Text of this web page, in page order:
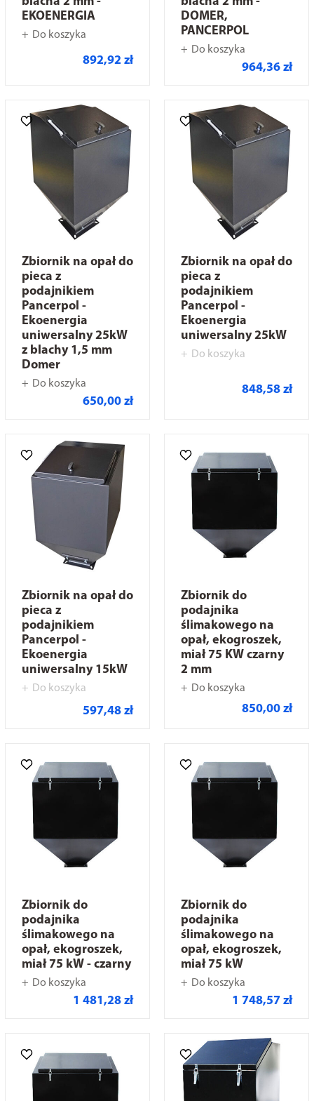
EKOENERGIA
Do koszyka
892,92 zł
DOMER,
PANCERPOL
Do koszyka
964,36 zł
Zbiornik na opał do
pieca z
podajnikiem
Pancerpol -
Ekoenergia
uniwersalny 25kW
z blachy 1,5 mm
Domer
Do koszyka
650,00 zł
Zbiornik na opał do
pieca z
podajnikiem
Pancerpol -
Ekoenergia
uniwersalny 25kW
Do koszyka
848,58 zł
Zbiornik na opał do
pieca z
podajnikiem
Pancerpol -
Ekoenergia
uniwersalny 15kW
Do koszyka
597,48 zł
Zbiornik do
podajnika
ślimakowego na
opał, ekogroszek,
miał 75 KW czarny
2 mm
Do koszyka
850,00 zł
Zbiornik do
podajnika
ślimakowego na
opał, ekogroszek,
miał 75 kW - czarny
Do koszyka
1 481,28 zł
Zbiornik do
podajnika
ślimakowego na
opał, ekogroszek,
miał 75 kW
Do koszyka
1 748,57 zł